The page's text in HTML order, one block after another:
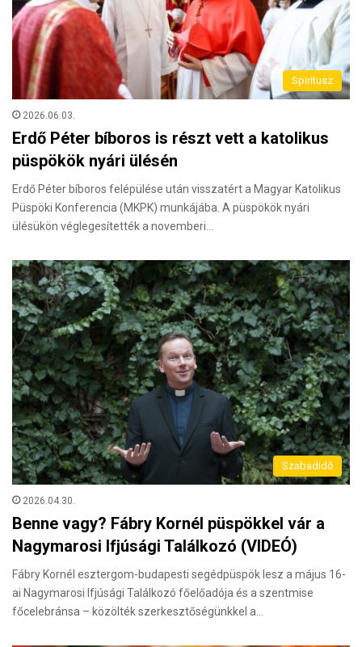
Spiritusz
2026.06.03.
Erdő Péter bíboros is részt vett a katolikus
püspökök nyári ülésén
Erdő Péter bíboros felépülése után visszatért a Magyar Katolikus
Püspöki Konferencia (MKPK) munkájába. A püspökök nyári
ülésükön véglegesítették a novemberi…
Szabadidő
2026.04.30.
Benne vagy? Fábry Kornél püspökkel vár a
Nagymarosi Ifjúsági Találkozó (VIDEÓ)
Fábry Kornél esztergom-budapesti segédpüspök lesz a május 16-
ai Nagymarosi Ifjúsági Találkozó főelőadója és a szentmise
főcelebránsa – közölték szerkesztőségünkkel a…